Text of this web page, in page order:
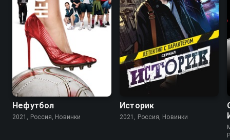
Нефутбол
2021, Россия, Новинки
Историк
2021, Россия, Новинки